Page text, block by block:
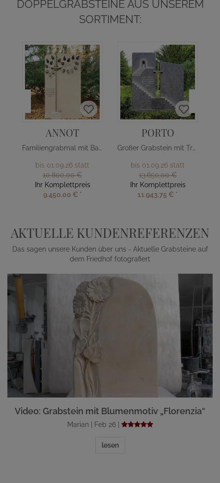
DOPPELGRABSTEINE AUS UNSEREM
SORTIMENT:
ANNOT
Familiengrabmal mit Baum Design
bis 01.09.26 statt
10.800,00 €
Ihr Komplettpreis
9.450,00 € *
PORTO
Großer Grabstein mit Treppe & Kreuz
bis 01.09.26 statt
13.650,00 €
Ihr Komplettpreis
11.943,75 € *
AKTUELLE KUNDENREFERENZEN
Das sagen unsere Kunden über uns - Aktuelle Grabsteine auf
dem Friedhof fotografiert
Video: Grabstein mit Blumenmotiv „Florenzia“
Marian | Feb 26 |
lesen